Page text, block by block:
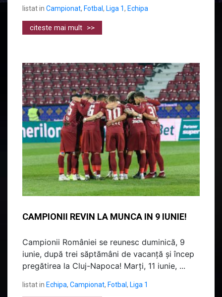
listat in Campionat, Fotbal , Liga 1, Echipa
citeste mai mult >>
CAMPIONII REVIN LA MUNCA IN 9 IUNIE!
Campionii României se reunesc duminică, 9
iunie, după trei săptămâni de vacanță și încep
pregătirea la Cluj-Napoca! Marți, 11 iunie, ...
listat in Echipa, Campionat, Fotbal , Liga 1